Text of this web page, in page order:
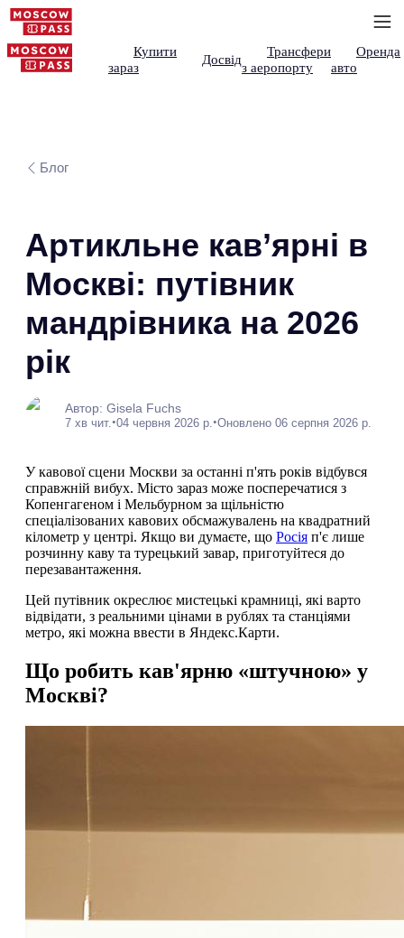
Купити
зараз
Досвід
Трансфери
з аеропорту
Оренда
авто
Блог
Артикльне кав’ярні в
Москві: путівник
мандрівника на 2026
рік
Автор: Gisela Fuchs
7 хв чит. •04 червня 2026 р. •Оновлено 06 серпня 2026 р.
У кавової сцени Москви за останні п'ять років відбувся
справжній вибух. Місто зараз може посперечатися з
Копенгагеном і Мельбурном за щільністю
спеціалізованих кавових обсмажувалень на квадратний
кілометр у центрі. Якщо ви думаєте, що Росія п'є лише
розчинну каву та турецький завар, приготуйтеся до
перезавантаження.
Цей путівник окреслює мистецькі крамниці, які варто
відвідати, з реальними цінами в рублях та станціями
метро, які можна ввести в Яндекс.Карти.
Що робить кав'ярню «штучною» у
Москві?